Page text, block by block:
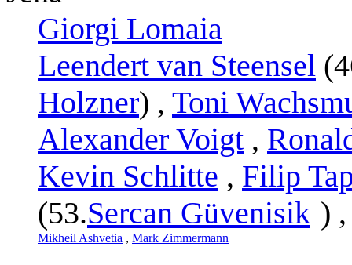
Giorgi Lomaia
Leendert van Steensel
Holzner) , Toni
Alexander Voigt ,
Kevin Schlitte , Filip
(53.Sercan Güvenisik )
Mikheil Ashvetia , Mark Zimmermann